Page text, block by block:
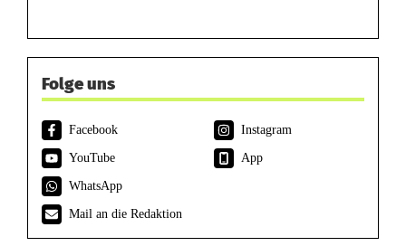
Folge uns
Facebook
Instagram
YouTube
App
WhatsApp
Mail an die Redaktion